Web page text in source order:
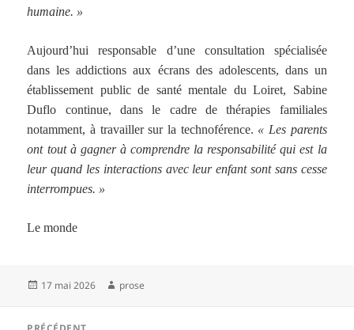
humaine. »
Aujourd’hui responsable d’une consultation spécialisée
dans les addictions aux écrans des adolescents, dans un
établissement public de santé mentale du Loiret, Sabine
Duflo continue, dans le cadre de thérapies familiales
notamment, à travailler sur la technoférence. « Les parents
ont tout à gagner à comprendre la responsabilité qui est la
leur quand les interactions avec leur enfant sont sans cesse
interrompues. »
Le monde
Publié
17 mai 2026 Auteur
prose